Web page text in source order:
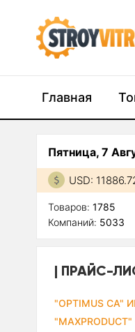
Главная
Пятница, 7
USD:
Товаров: 1785
Компаний: 5033
ПРАЙС-
"OPTIMUS CA"